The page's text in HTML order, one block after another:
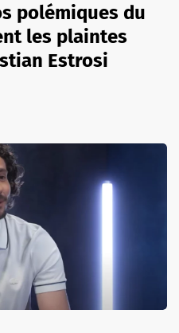
polémiques du
les plaintes
Estrosi